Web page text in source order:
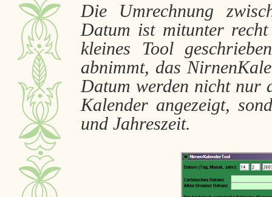
Die Umrechnung
Datum ist mitunter
kleines Tool
abnimmt, das
Datum werden nicht nur
Kalender angezeigt,
und Jahreszeit.